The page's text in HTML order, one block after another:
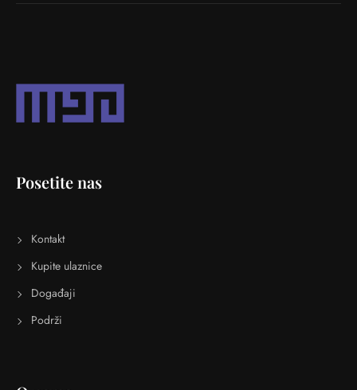
Posetite nas
Kontakt
Kupite ulaznice
Događaji
Podrži